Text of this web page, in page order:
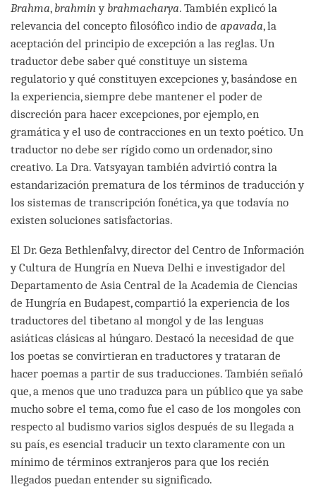
Brahma, brahmin y brahmacharya. También explicó la
relevancia del concepto filosófico indio de apavada, la
aceptación del principio de excepción a las reglas. Un
traductor debe saber qué constituye un sistema
regulatorio y qué constituyen excepciones y, basándose en
la experiencia, siempre debe mantener el poder de
discreción para hacer excepciones, por ejemplo, en
gramática y el uso de contracciones en un texto poético. Un
traductor no debe ser rígido como un ordenador, sino
creativo. La Dra. Vatsyayan también advirtió contra la
estandarización prematura de los términos de traducción y
los sistemas de transcripción fonética, ya que todavía no
existen soluciones satisfactorias.
El Dr. Geza Bethlenfalvy, director del Centro de Información
y Cultura de Hungría en Nueva Delhi e investigador del
Departamento de Asia Central de la Academia de Ciencias
de Hungría en Budapest, compartió la experiencia de los
traductores del tibetano al mongol y de las lenguas
asiáticas clásicas al húngaro. Destacó la necesidad de que
los poetas se convirtieran en traductores y trataran de
hacer poemas a partir de sus traducciones. También señaló
que, a menos que uno traduzca para un público que ya sabe
mucho sobre el tema, como fue el caso de los mongoles con
respecto al budismo varios siglos después de su llegada a
su país, es esencial traducir un texto claramente con un
mínimo de términos extranjeros para que los recién
llegados puedan entender su significado.